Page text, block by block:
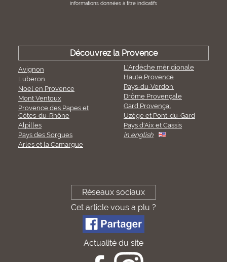
informations données à titre indicatifs
Découvrez la Provence
Avignon
Luberon
Noël en Provence
Mont Ventoux
Provence des Papes et
Côtes-du-Rhône
Alpilles
Pays des Sorgues
Arles et la Camargue
L'Ardèche méridionale
Haute Provence
Pays-du-Verdon
Drôme Provençale
Gard Provençal
Uzège et Pont-du-Gard
Pays d'Aix et Cassis
in english
Réseaux sociaux
Cet article vous a plu ?
Actualité du site